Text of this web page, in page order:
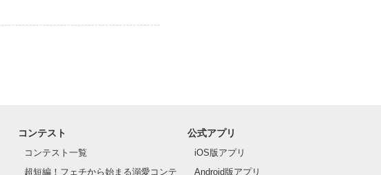
コンテスト
コンテスト一覧
超短編！フェチから始まる溺愛コンテ
公式アプリ
iOS版アプリ
Android版アプリ